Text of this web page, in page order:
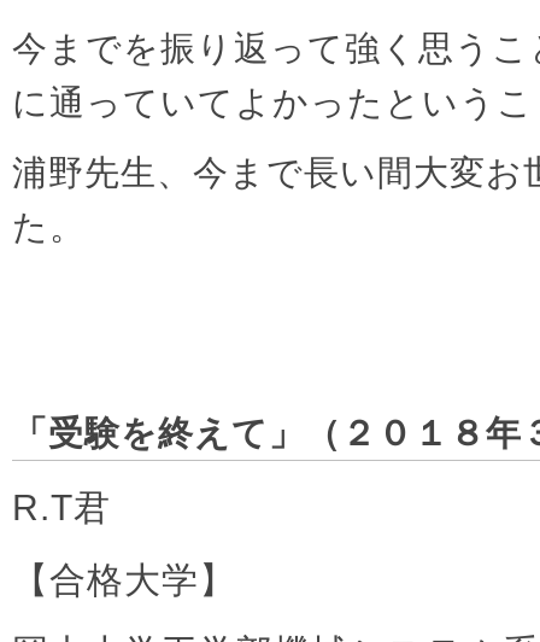
今までを振り返って強く思う
に通っていてよかったという
浦野先生、今まで長い間大変お
た。
「受験を終えて」（２０１８年
R.T君
【合格大学】